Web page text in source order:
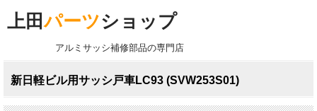
上田パーツショップ
アルミサッシ補修部品の専門店
新日軽ビル用サッシ戸車LC93 (SVW253S01)